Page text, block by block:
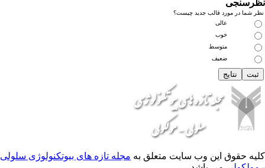
جدید چیست؟
وب سایت متعلق بهمجله تازه های بیوتکنولوژی سلولی